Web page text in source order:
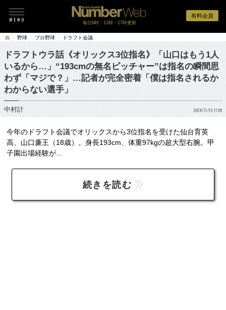
有料会員
毎日6時・11時・17時更新
野球 プロ野球 ドラフト会議
ドラフトウラ話《オリックス3位指名》「山口はもう1人
いるから…」“193cmの無名ピッチャー”は指名の瞬間思
わず「マジで？」…記者が完全密着「僕は指名されるか
わからない選手」
中村計 2024/11/19 17:00
今年のドラフト会議でオリックスから3位指名を受けた仙台育英
高、山口廉王（18歳）。身長193cm、体重97kgの超大型右腕。甲
子園出場経験が...
続きを読む